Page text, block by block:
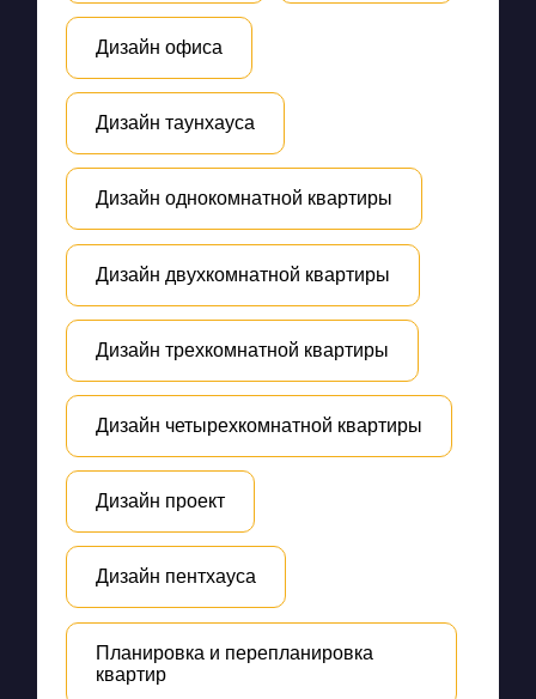
Дизайн офиса
Дизайн таунхауса
Дизайн однокомнатной квартиры
Дизайн двухкомнатной квартиры
Дизайн трехкомнатной квартиры
Дизайн четырехкомнатной квартиры
Дизайн проект
Дизайн пентхауса
Планировка и перепланировка
квартир